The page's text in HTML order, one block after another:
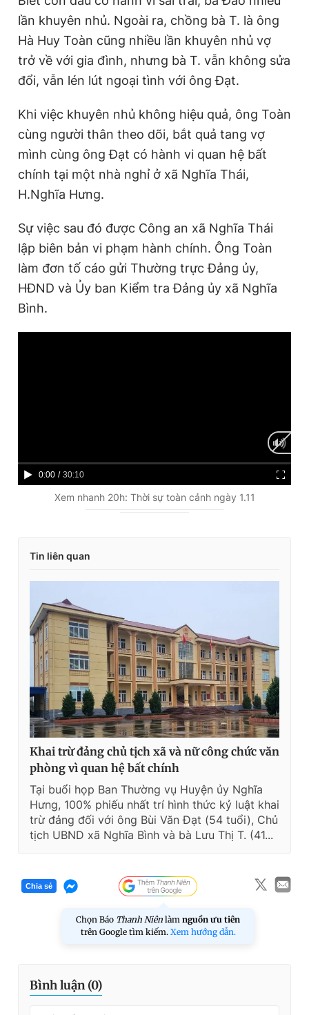
lần khuyên nhủ. Ngoài ra, chồng bà T. là ông
Hà Huy Toàn cũng nhiều lần khuyên nhủ vợ
trở về với gia đình, nhưng bà T. vẫn không sửa
đổi, vẫn lén lút ngoại tình với ông Đạt.
Khi việc khuyên nhủ không hiệu quả, ông Toàn
cùng người thân theo dõi, bắt quả tang vợ
mình cùng ông Đạt có hành vi quan hệ bất
chính tại một nhà nghỉ ở xã Nghĩa Thái,
H.Nghĩa Hưng.
Sự việc sau đó được Công an xã Nghĩa Thái
lập biên bản vi phạm hành chính. Ông Toàn
làm đơn tố cáo gửi Thường trực Đảng ủy,
HĐND và Ủy ban Kiểm tra Đảng ủy xã Nghĩa
Bình.
C
e
T
m
e
0:00 / D
u
t
o
n
30:10
Xem nhanh 20h: Thời sự toàn cảnh ngày 1.11
Tin liên quan
Khai trừ đảng chủ tịch xã và nữ công chức văn
phòng vì quan hệ bất chính
Tại buổi họp Ban Thường vụ Huyện ủy Nghĩa
Hưng, 100% phiếu nhất trí hình thức kỷ luật khai
trừ đảng đối với ông Bùi Văn Đạt (54 tuổi), Chủ
tịch UBND xã Nghĩa Bình và bà Lưu Thị T. (41...
Chia sẻ
Chọn Báo Thanh Niên làm nguồn ưu tiên
trên Google tìm kiếm. Xem hướng dẫn.
Bình luận (0)